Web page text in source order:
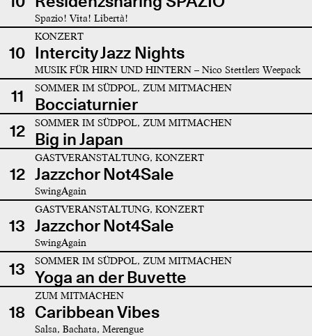
Spazio! Vita! Libertà!
10
KONZERT
Intercity Jazz Nights
MUSIK FÜR HIRN UND HINTERN – Nico Stettlers Weepack
11 SOMMER IM SÜDPOL, ZUM MITMACHEN
Bocciaturnier
12
SOMMER IM SÜDPOL, ZUM MITMACHEN
Big in Japan
12
GASTVERANSTALTUNG, KONZERT
Jazzchor Not4Sale
SwingAgain
13
GASTVERANSTALTUNG, KONZERT
Jazzchor Not4Sale
SwingAgain
13 SOMMER IM SÜDPOL, ZUM MITMACHEN
Yoga an der Buvette
18
ZUM MITMACHEN
Caribbean Vibes
Salsa, Bachata, Merengue